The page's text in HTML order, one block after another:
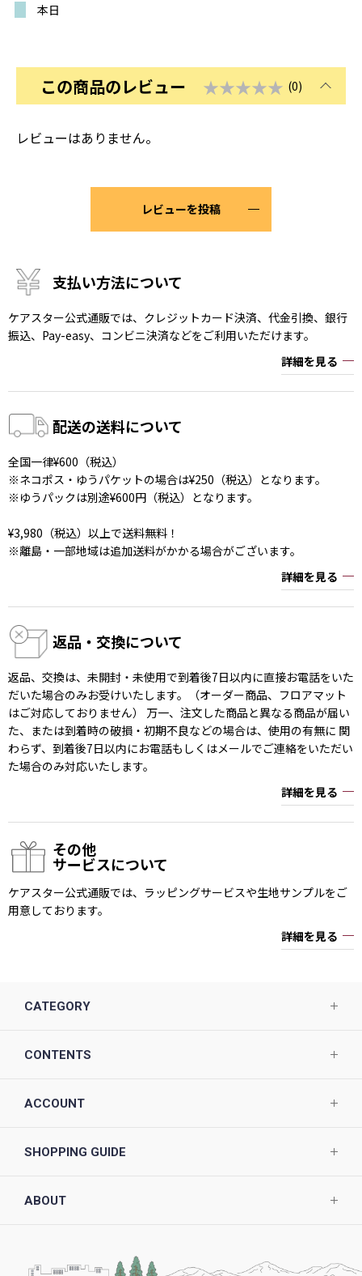
本日
この商品のレビュー ★★★★★ (0)
レビューはありません。
レビューを投稿
支払い方法について
ケアスター公式通販では、クレジットカード決済、代金引換、銀行
振込、Pay-easy、コンビニ決済などをご利用いただけます。
詳細を見る
配送の送料について
全国一律¥600（税込）
※ネコポス・ゆうパケットの場合は¥250（税込）となります。
※ゆうパックは別途¥600円（税込）となります。
¥3,980（税込）以上で送料無料！
※離島・一部地域は追加送料がかかる場合がございます。
詳細を見る
返品・交換について
返品、交換は、未開封・未使用で到着後7日以内に直接お電話をいた
だいた場合のみお受けいたします。（オーダー商品、フロアマット
はご対応しておりません） 万一、注文した商品と異なる商品が届い
た、または到着時の破損・初期不良などの場合は、使用の有無に 関
わらず、到着後7日以内にお電話もしくはメールでご連絡をいただい
た場合のみ対応いたします。
詳細を見る
その他
サービスについて
ケアスター公式通販では、ラッピングサービスや生地サンプルをご
用意しております。
詳細を見る
CATEGORY
CONTENTS
ACCOUNT
SHOPPING GUIDE
ABOUT